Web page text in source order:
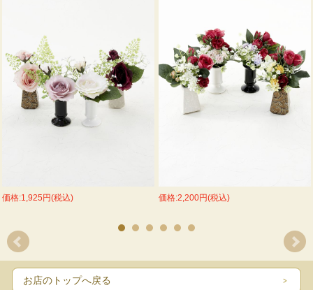
価格:1,925円(税込) 価格:2,200円(税込)
お店のトップへ戻る